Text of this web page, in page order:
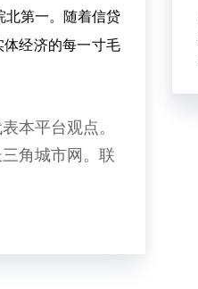
第一。随着信贷
经济的每一寸毛
本平台观点。
角城市网。联